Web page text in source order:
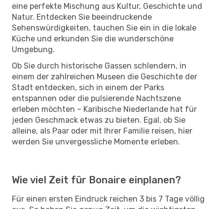
eine perfekte Mischung aus Kultur, Geschichte und
Natur. Entdecken Sie beeindruckende
Sehenswürdigkeiten, tauchen Sie ein in die lokale
Küche und erkunden Sie die wunderschöne
Umgebung.
Ob Sie durch historische Gassen schlendern, in
einem der zahlreichen Museen die Geschichte der
Stadt entdecken, sich in einem der Parks
entspannen oder die pulsierende Nachtszene
erleben möchten – Karibische Niederlande hat für
jeden Geschmack etwas zu bieten. Egal, ob Sie
alleine, als Paar oder mit Ihrer Familie reisen, hier
werden Sie unvergessliche Momente erleben.
Wie viel Zeit für Bonaire einplanen?
Für einen ersten Eindruck reichen 3 bis 7 Tage völlig